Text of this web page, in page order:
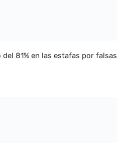
81% en las estafas por falsas